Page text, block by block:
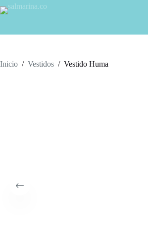
Saltar
al
Inicio / Vestidos / Vestido Huma